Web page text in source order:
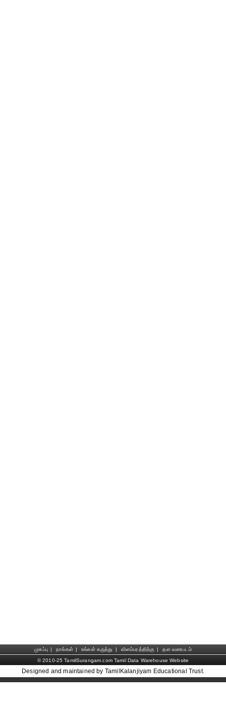
முகப்பு | நாங்கள் | உங்கள் கருத்து | விளம்பரத்திற்கு |
தள வரைபடம்
© 2010-25 TamilSurangam.com Tamil Data Warehouse Website
Designed and maintained by TamilKalanjiyam Educational Trust.